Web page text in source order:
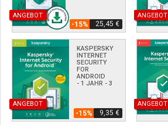
ANGEBOT
-15% 25,45 €
ANGEBOT
KASPERSKY
INTERNET
SECURITY
FOR
ANDROID
- 1 JAHR - 3
ANGEBOT
-15% 9,35 €
ANGEBOT